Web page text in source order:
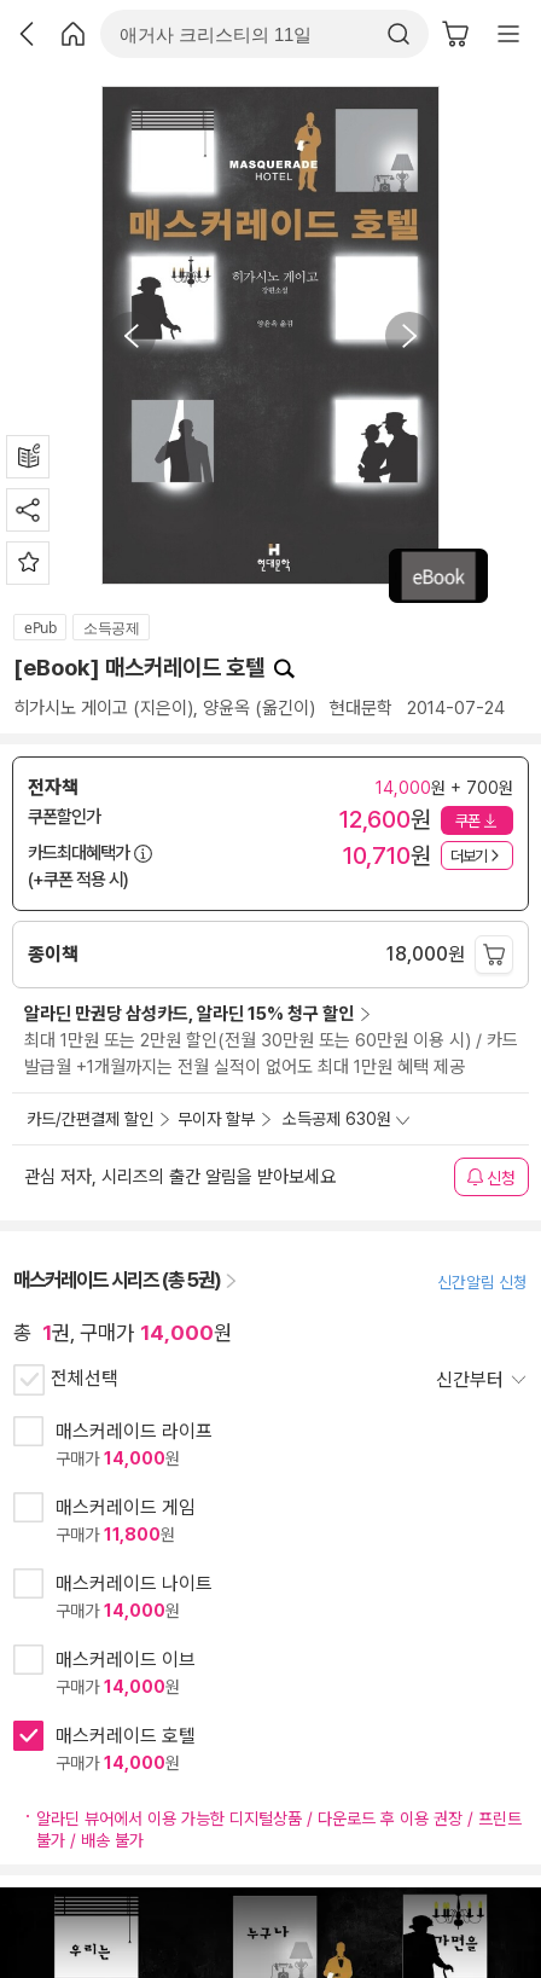
ePub 소득공제
[eBook] 매스커레이드 호텔
히가시노 게이고 (지은이), 양윤옥 (옮긴이)현대문학 2014-07-24
전자책 14,000원 + 700원
쿠폰할인가 12,600원 쿠폰
카드최대혜택가
(+쿠폰 적용 시)
10,710원 더보기
종이책 18,000원
알라딘 만권당 삼성카드, 알라딘 15% 청구 할인
최대 1만원 또는 2만원 할인(전월 30만원 또는 60만원 이용 시) / 카드
발급월 +1개월까지는 전월 실적이 없어도 최대 1만원 혜택 제공
카드/간편결제 할인 무이자 할부 소득공제 630원
관심 저자, 시리즈의 출간 알림을 받아보세요 신청
매스커레이드 시리즈 (총 5권) 신간알림 신청
총 1권, 구매가 14,000원
전체선택 신간부터
매스커레이드 라이프
구매가14,000원
매스커레이드 게임
구매가11,800원
매스커레이드 나이트
구매가14,000원
매스커레이드 이브
구매가14,000원
매스커레이드 호텔
구매가14,000원
알라딘 뷰어에서 이용 가능한 디지털상품 / 다운로드 후 이용 권장 / 프린트
불가 / 배송 불가